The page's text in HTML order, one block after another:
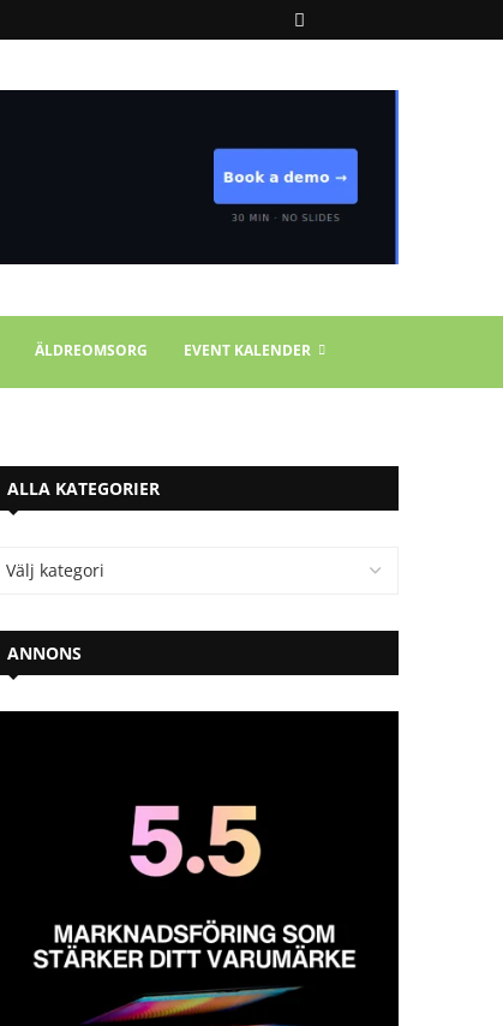
ÄLDREOMSORG EVENT KALENDER
ALLA KATEGORIER
ANNONS